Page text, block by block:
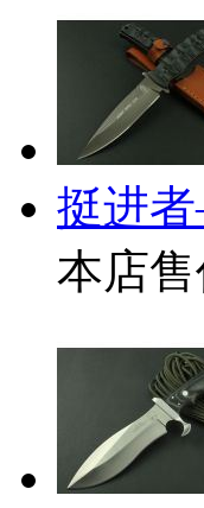
挺进
本店售